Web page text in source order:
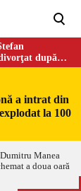
după
a intrat din
la 100